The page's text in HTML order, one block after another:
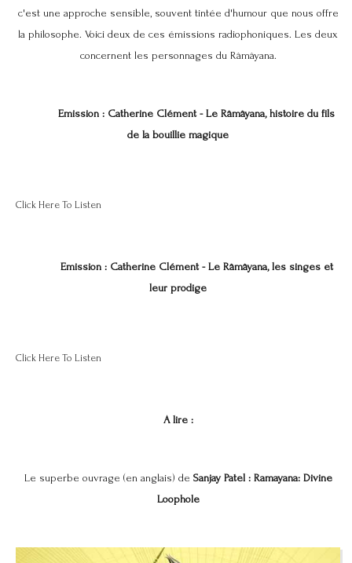
c'est une approche sensible, souvent tintée d'humour que nous offre
la philosophe. Voici deux de ces émissions radiophoniques. Les deux
concernent les personnages du Râmâyana.
Emission : Catherine Clément - Le Râmâyana, histoire du fils
de la bouillie magique
Click Here To Listen
Emission : Catherine Clément - Le Râmâyana, les singes et
leur prodige
Click Here To Listen
A lire :
Le superbe ouvrage (en anglais) de Sanjay Patel : Ramayana: Divine
Loophole